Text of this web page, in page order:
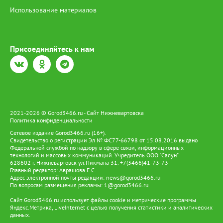
самоочищению. Однако уже сейчас понятно: риск достижения
Использование материалов
Присоединяйтесь к нам
2021-2026 © Gorod3466.ru - Сайт Нижневартовска
Политика конфиденциальности
Сетевое издание Gorod3466.ru (16+).
Свидетельство о регистрации Эл № ФС77-66798 от 15.08.2016 выдано
Федеральной службой по надзору в сфере связи, информационных
технологий и массовых коммуникаций. Учредитель ООО "Салун"
628602 г. Нижневартовск ул.Пикмана 31. +7(3466)41-73-73
Главный редактор: Аврашова Е.С.
Адрес электронной почты редакции: news@gorod3466.ru
По вопросам размещения рекламы: 1@gorod3466.ru
Сайт Gorod3466.ru использует файлы cookie и метрические программы
Яндекс.Метрика, LiveInternet с целью получения статистики и аналитических
данных.